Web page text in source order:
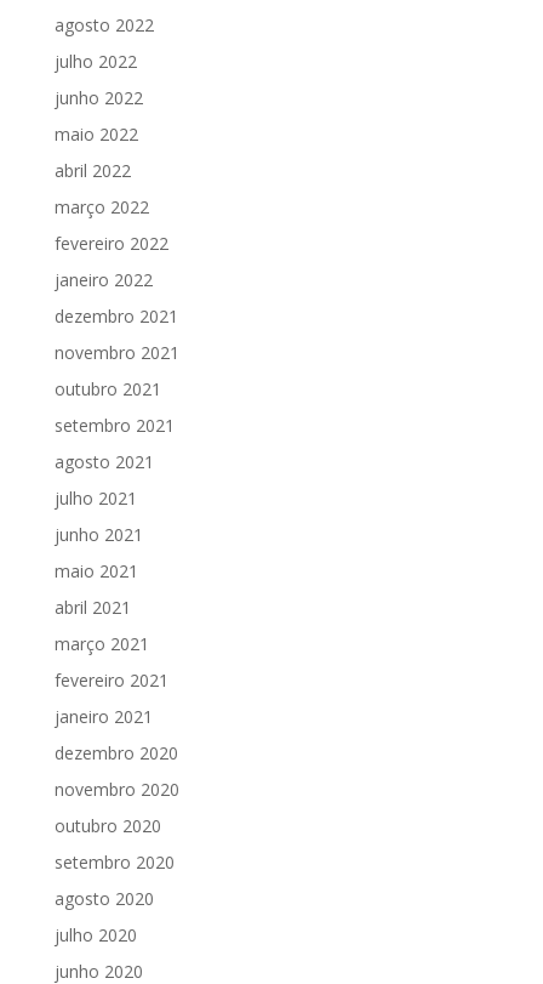
agosto 2022
julho 2022
junho 2022
maio 2022
abril 2022
março 2022
fevereiro 2022
janeiro 2022
dezembro 2021
novembro 2021
outubro 2021
setembro 2021
agosto 2021
julho 2021
junho 2021
maio 2021
abril 2021
março 2021
fevereiro 2021
janeiro 2021
dezembro 2020
novembro 2020
outubro 2020
setembro 2020
agosto 2020
julho 2020
junho 2020